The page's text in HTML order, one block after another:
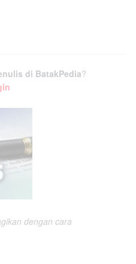
di BatakPedia?
dengan cara